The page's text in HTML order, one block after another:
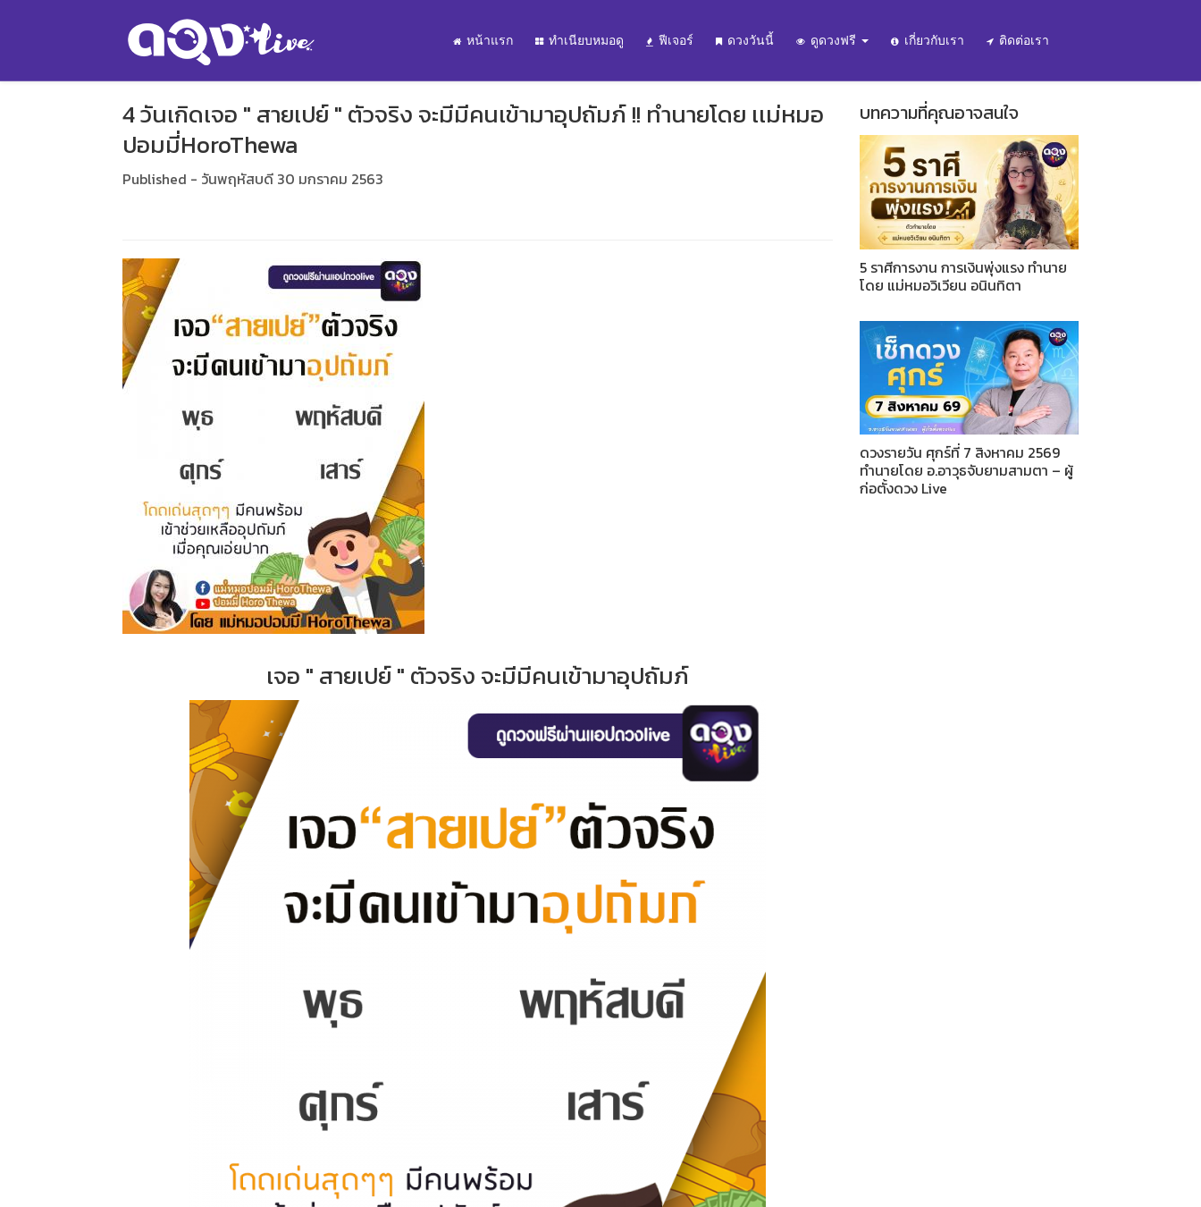
หน้าแรก ทำเนียบหมอดู ฟีเจอร์ ดวงวันนี้ ดูดวงฟรี เกี่ยวกับเรา ติดต่อเรา
4 วันเกิดเจอ " สายเปย์ " ตัวจริง จะมีมีคนเข้ามาอุปถัมภ์ !! ทำนายโดย เเม่หมอ
ปอมมี่HoroThewa
Published - วันพฤหัสบดี 30 มกราคม 2563
เจอ " สายเปย์ " ตัวจริง จะมีมีคนเข้ามาอุปถัมภ์
บทความที่คุณอาจสนใจ
5 ราศีการงาน การเงินพุ่งแรง ทำนาย
โดย แม่หมอวิเวียน อนินทิตา
ดวงรายวัน ศุกร์ที่ 7 สิงหาคม 2569
ทำนายโดย อ.อาวุธจับยามสามตา – ผู้
ก่อตั้งดวง Live